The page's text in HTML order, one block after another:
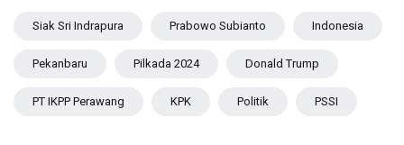
Siak Sri Indrapura Prabowo Subianto Indonesia
Pekanbaru Pilkada 2024 Donald Trump
PT IKPP Perawang KPK Politik PSSI